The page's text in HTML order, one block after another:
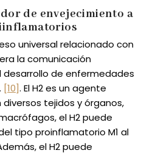
de envejecimiento a
universal relacionado con
la comunicación
desarrollo de enfermedades
[10]. El H2 es un agente
tejidos y órganos,
el H2 puede
tipo proinflamatorio M1 al
el H2 puede